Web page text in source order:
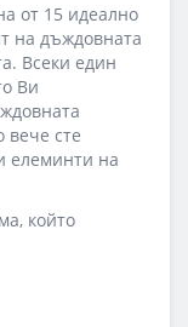
от 15 идеално
на дъждовната
Всеки един
Ви
вече сте
елеминти на
който